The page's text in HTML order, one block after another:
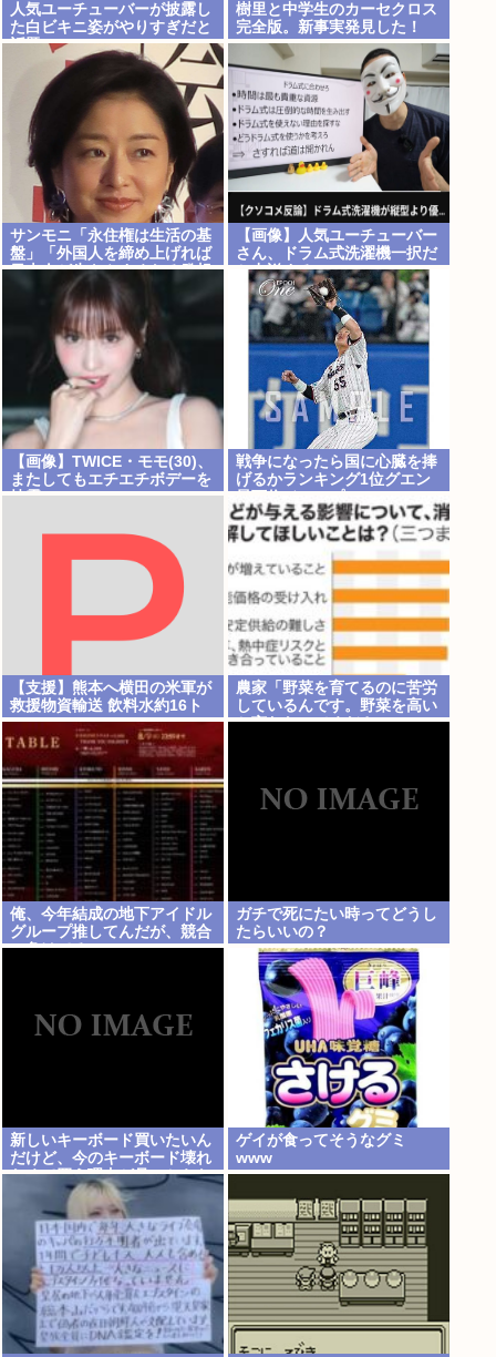
人気ユーチューバーが披露し
た白ビキニ姿がやりすぎだと
話題に
樹里と中学生のカーセクロス
完全版。新事実発見した！
サンモニ「永住権は生活の基
盤」「外国人を締め上げれば
日本人が生きやすくなる発想
間違い」「ヘイト」
【画像】人気ユーチューバー
さん、ドラム式洗濯機一択だ
と力説する
【画像】TWICE・モモ(30)、
またしてもエチエチボデーを
披露www
戦争になったら国に心臓を捧
げるかランキング1位グエン
【支援】熊本へ横田の米軍が
救援物資輸送 飲料水約16ト
ン
農家「野菜を育てるのに苦労
しているんです。野菜を高い
と言わないでください。」
俺、今年結成の地下アイドル
グループ推してんだが、競合
に負けてる。
ガチで死にたい時ってどうし
たらいいの？
新しいキーボード買いたいん
だけど、今のキーボード壊れ
なくて買う理由が見つからな
ゲイが食ってそうなグミ
www